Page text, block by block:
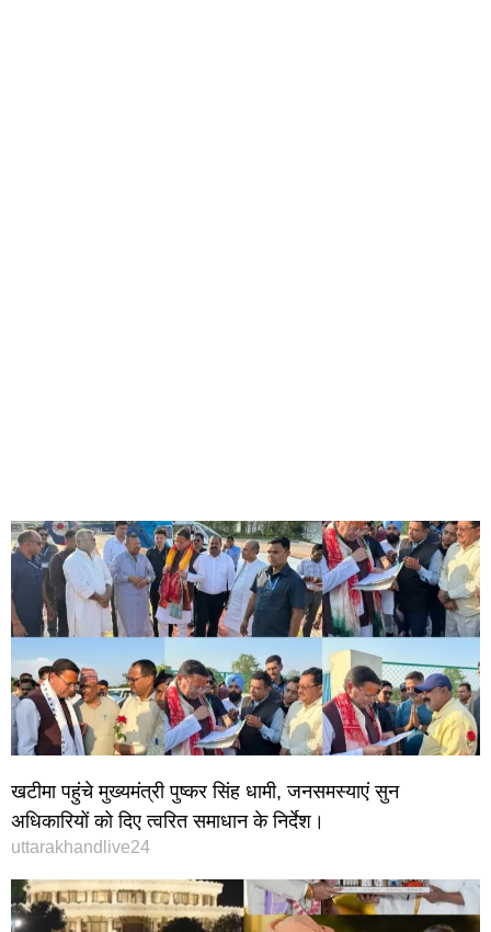
खटीमा पहुंचे मुख्यमंत्री पुष्कर सिंह धामी, जनसमस्याएं सुन
अधिकारियों को दिए त्वरित समाधान के निर्देश।
uttarakhandlive24